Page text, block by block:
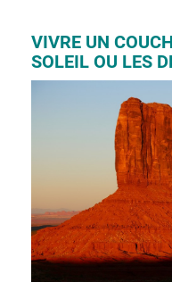
VIVRE UN
SOLEIL OU LES